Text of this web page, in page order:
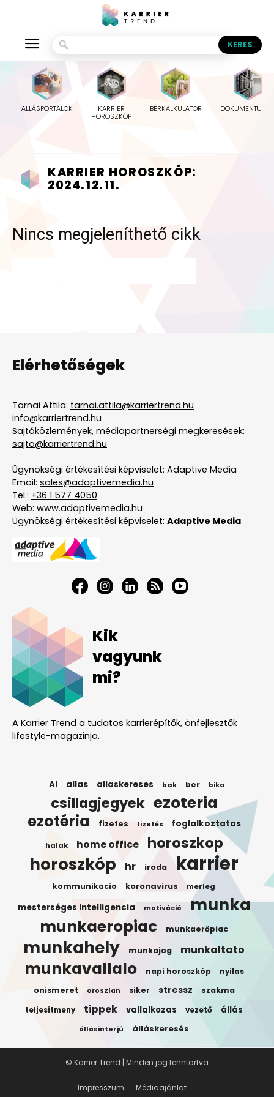
ÁLLÁSPORTÁLOK
KARRIER
HOROSZKÓP
BÉRKALKULÁTOR
KARRIER HOROSZKÓP:
2024.12.11.
Nincs megjeleníthető cikk
Elérhetőségek
Tarnai Attila: tarnai.attila@karriertrend.hu
info@karriertrend.hu
Sajtóközlemények, médiapartnerségi megkeresések:
sajto@karriertrend.hu
Ügynökségi értékesítési képviselet: Adaptive Media
Email: sales@adaptivemedia.hu
Tel.: +36 1 577 4050
Web: www.adaptivemedia.hu
Ügynökségi értékesítési képviselet: Adaptive Media
Kik
vagyunk
mi?
A Karrier Trend a tudatos karrierépítők, önfejlesztők
lifestyle-magazinja.
AI allas allaskereses bak ber bika
csillagjegyek ezoteria
ezotéria fizetes fizetés foglalkoztatas
halak home office horoszkop
horoszkóp hr iroda karrier
kommunikacio koronavirus merleg
mesterséges intelligencia motiváció munka
munkaeropiac munkaerőpiac
munkahely munkajog munkaltato
munkavallalo napi horoszkóp nyilas
onismeret oroszlan siker stressz szakma
teljesitmeny tippek vallalkozas vezető állás
állásinterjú álláskeresés
Impresszum Médiaajánlat
© Karrier Trend | Minden jog fenntartva